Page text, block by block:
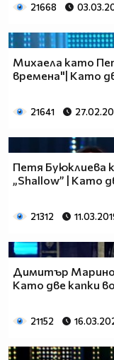
21668
Михаела като
времена"| Като
21641
Петя Буюклиева
„Shallow” | Като
21312
Димитър
Като две капки
21152